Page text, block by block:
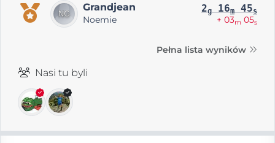
Grandjean
Noemie
2g 16m 45s
+ 03m 05s
Pełna lista wyników
Nasi tu byli